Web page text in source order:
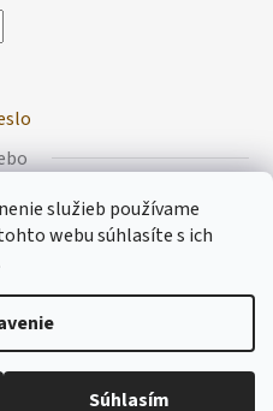
služieb používame
webu súhlasíte s ich
Súhlasím
sa cez Facebook
sa cez Google
Shoptet